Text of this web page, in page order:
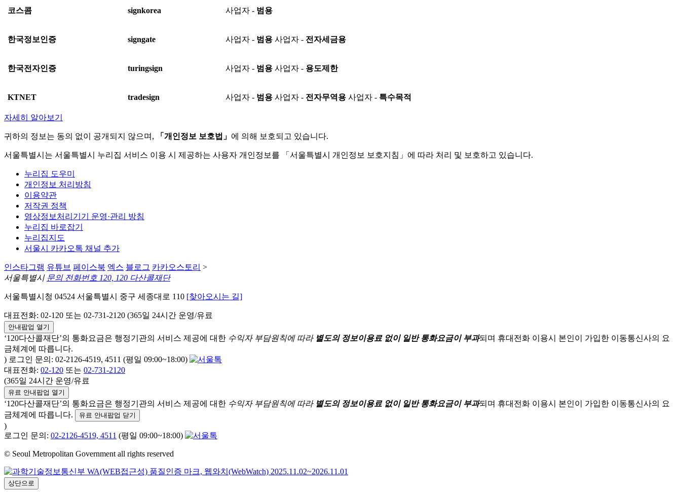
코스콤 signkorea 사업자 - 범용
한국정보인증 signgate 사업자 - 범용 사업자 - 전자세금용
한국전자인증 turingsign 사업자 - 범용 사업자 - 용도제한
KTNET tradesign 사업자 - 범용 사업자 - 전자무역용 사업자 - 특수목적
자세히 알아보기
귀하의 정보는 동의 없이 공개되지 않으며, 「개인정보 보호법」 에 의해 보호되고 있습니다.
서울특별시는 서울특별시 누리집 서비스 이용 시 제공하는 사용자 개인정보를 「서울특별시 개인정보 보호지침」에 따라 처리 및 보호하고 있습니다.
누리집 도우미
개인정보 처리방침
이용약관
저작권 정책
영상정보처리기기 운영·관리 방침
누리집 바로잡기
누리집지도
서울시 카카오톡 채널 추가
인스타그램 유튜브 페이스북 엑스 블로그 카카오스토리 >
서울특별시 문의 전화번호 120, 120 다산콜재단
서울특별시청 04524 서울특별시 중구 세종대로 110 [찾아오시는 길]
대표전화: 02-120 또는 02-731-2120 (365일 24시간 운영/유료
안내팝업 열기
‘120다산콜재단’의 통화요금은 행정기관의 서비스 제공에 대한 수익자 부담원칙에 따라 별도의 정보이용료 없이 일반 통화요금이 부과되며 휴대전화 이용시 본인이 가입한 이동통신사의 요
금체계에 따릅니다.
) 로그인 문의: 02-2126-4519, 4511 (평일 09:00~18:00)
대표전화: 02-120 또는 02-731-2120
(365일 24시간 운영/유료
유료 안내팝업 열기
‘120다산콜재단’의 통화요금은 행정기관의 서비스 제공에 대한 수익자 부담원칙에 따라 별도의 정보이용료 없이 일반 통화요금이 부과되며 휴대전화 이용시 본인이 가입한 이동통신사의 요
금체계에 따릅니다.
유료 안내팝업 닫기
)
로그인 문의: 02-2126-4519, 4511 (평일 09:00~18:00)
© Seoul Metropolitan Government all rights reserved
상단으로